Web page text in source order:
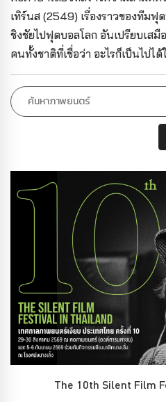
เทิร์นส (2549) เรื่องราวของทีมฟุ
ชิงชัยไปฟุตบอลโลก อันเปรียบเส
คนทั้งชาติที่เชื่อว่า อะไรก็เป็นไปไ
The 10th Silent Film